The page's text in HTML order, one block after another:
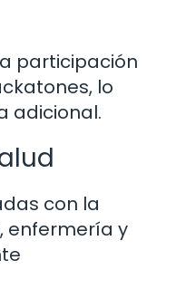
participación
lo
adicional.
con la
enfermería y